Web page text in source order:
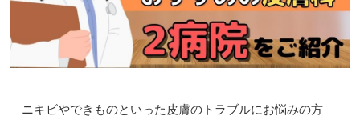
ニキビやできものといった皮膚のトラブルにお悩みの方